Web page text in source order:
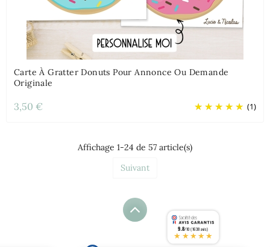
Carte À Gratter Donuts Pour Annonce Ou Demande
Originale
(1)
3,50 €
Affichage 1-24 de 57 article(s)
Suivant
9.8/10 (1638 avis)
★★★★★